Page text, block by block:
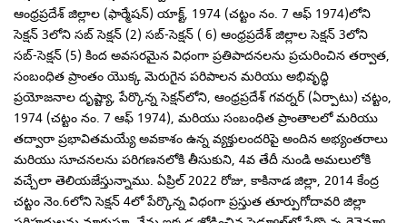
ఆంధ్రప్రదేశ్ జిల్లాల (ఫార్మేషన్) యాక్ట్, 1974 (చట్టం నం. 7 ఆఫ్ 1974)లోని
సెక్షన్ 3లోని సబ్ సెక్షన్ (2) సబ్-సెక్షన్ ( 6) ఆంధ్రప్రదేశ్ జిల్లాల సెక్షన్ 3లోని
సబ్-సెక్షన్ (5) కింద అవసరమైన విధంగా ప్రతిపాదనలను ప్రచురించిన తర్వాత,
సంబంధిత ప్రాంతం యొక్క మెరుగైన పరిపాలన మరియు అభివృద్ధి
ప్రయోజనాల దృష్ట్యా, పేర్కొన్న సెక్షన్‌లోని, ఆంధ్రప్రదేశ్ గవర్నర్ (ఏర్పాటు) చట్టం,
1974 (చట్టం నం. 7 ఆఫ్ 1974), మరియు సంబంధిత ప్రాంతాలలో మరియు
తద్వారా ప్రభావితమయ్యే అవకాశం ఉన్న వ్యక్తులందరిపై అందిన అభ్యంతరాలు
మరియు సూచనలను పరిగణనలోకి తీసుకుని, 4వ తేదీ నుండి అమలులోకి
వచ్చేలా తెలియజేస్తున్నాము. ఏప్రిల్ 2022 రోజు, కాకినాడ జిల్లా, 2014 కేంద్ర
చట్టం నెం.6లోని సెక్షన్ 4లో పేర్కొన్న విధంగా ప్రస్తుత తూర్పుగోదావరి జిల్లా